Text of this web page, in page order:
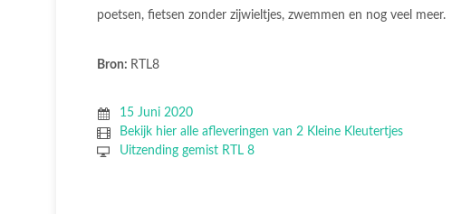
poetsen, fietsen zonder zijwieltjes, zwemmen en nog veel meer.
Bron: RTL8
15 Juni 2020
Bekijk hier alle afleveringen van 2 Kleine Kleutertjes
Uitzending gemist RTL 8